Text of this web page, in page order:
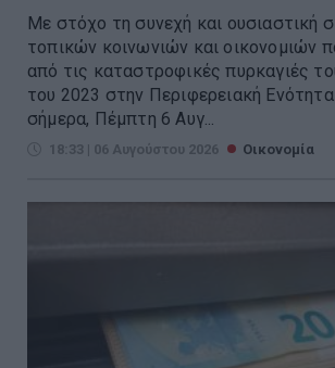
Με στόχο τη συνεχή και ουσιαστική
τοπικών κοινωνιών και οικονομιών
από τις καταστροφικές πυρκαγιές
του 2023 στην Περιφερειακή
σήμερα, Πέμπτη 6 Αυγ...
18:33 | 06 Αυγούστου 2026 Οικονομία